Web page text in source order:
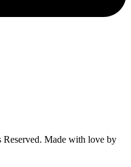
Made with love by